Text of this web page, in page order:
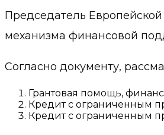
Председатель
механизма финансовой
Согласно документу,
Грантовая помощь,
Кредит с ограниченным
Кредит с ограниченным